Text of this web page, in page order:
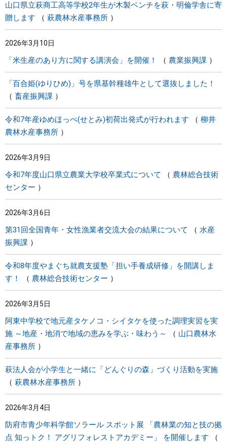
山口県立萩商工高等学校2年生が木製ベンチを萩・明倫学舎に寄
贈します
萩農林水産事務所
2026年3月10日
「米生産のあり方に関する講演会」を開催！ 農業振興課
「百合姫(ゆりひめ)」号を県基幹種雄牛として選抜しました！
畜産振興課
令和7年産ゆめほっぺ(せとみ)初荷出発式が行われます
柳井
農林水産事務所
2026年3月9日
令和7年度山口県立農業大学校卒業式について
農林総合技術
センター
2026年3月6日
第31回全国青年・女性漁業者交流大会の結果について
水産
振興課
令和8年度やまぐち就農支援塾「担い手養成研修」を開講しま
す！
農林総合技術センター
2026年3月5日
阿東中学校で地元産タケノコ・シイタケを使った調理実習を実
施 ～地産・地消で地域の恵みを学ぶ・味わう～
山口農林水
産事務所
萩法人会が小学生と一緒に「どんぐりの森」づくり活動を実施
萩農林水産事務所
2026年3月4日
防府市青少年科学館ソラール スポット展 「農林業の知と技の拠
点 知っトク！ アグリフォレストアカデミー」 を開催します